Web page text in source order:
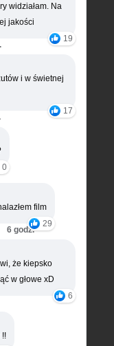
widziałam. Na
jakości
19
i w świetnej
17
0
film
29
6 godz.
że kiepsko
w głowe xD
6
!!